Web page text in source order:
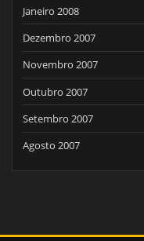
Janeiro 2008
Dezembro 2007
Novembro 2007
Outubro 2007
Setembro 2007
Agosto 2007